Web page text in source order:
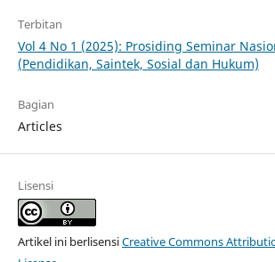
Terbitan
Vol 4 No 1 (2025): Prosiding Seminar
(Pendidikan, Saintek, Sosial dan Hukum)
Bagian
Articles
Lisensi
Artikel ini berlisensiCreative Commons